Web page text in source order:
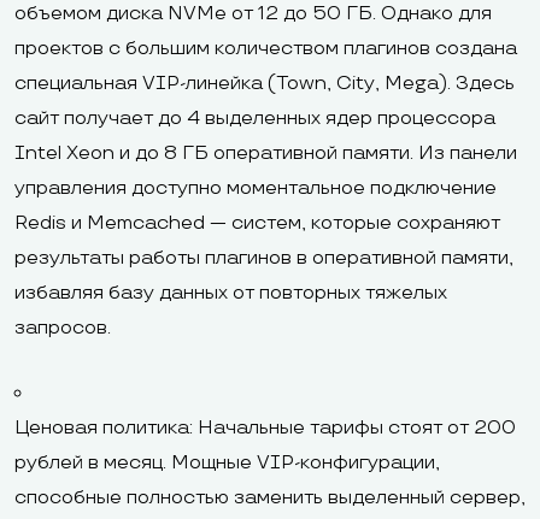
объемом диска NVMe от 12 до 50 ГБ. Однако для
проектов с большим количеством плагинов создана
специальная VIP-линейка (Town, City, Mega). Здесь
сайт получает до 4 выделенных ядер процессора
Intel Xeon и до 8 ГБ оперативной памяти. Из панели
управления доступно моментальное подключение
Redis и Memcached — систем, которые сохраняют
результаты работы плагинов в оперативной памяти,
избавляя базу данных от повторных тяжелых
запросов.
Ценовая политика: Начальные тарифы стоят от 200
рублей в месяц. Мощные VIP-конфигурации,
способные полностью заменить выделенный сервер,